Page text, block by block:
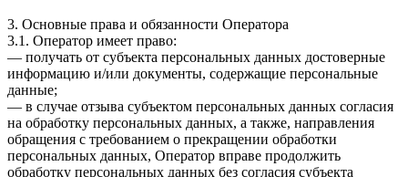
3. Основные права и обязанности Оператора
3.1. Оператор имеет право:
— получать от субъекта персональных данных достоверные
информацию и/или документы, содержащие персональные
данные;
— в случае отзыва субъектом персональных данных согласия
на обработку персональных данных, а также, направления
обращения с требованием о прекращении обработки
персональных данных, Оператор вправе продолжить
обработку персональных данных без согласия субъекта